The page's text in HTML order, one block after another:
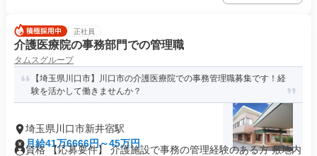
正社員
介護医療院の事務部門での管理職
タムスグループ
【埼玉県川口市】川口市の介護医療院での事務管理職募集です！経
験を活かして働きませんか？
埼玉県川口市新井宿駅
月給41万6666円～45万円
資格 【応募要件】 介護施設で事務の管理経験のある方 敷地内